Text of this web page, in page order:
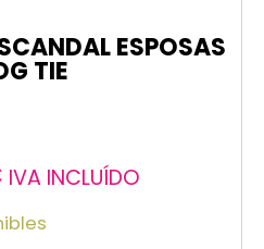
ESPOSAS
TIE
IVA INCLUÍDO